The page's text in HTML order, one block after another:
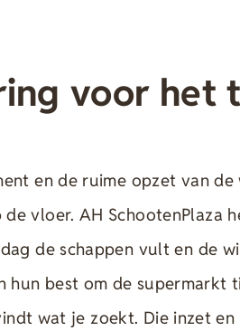
voor het
en de ruime opzet van
de vloer. AH SchootenPlaza
de schappen vult en de
hun best om de
wat je zoekt. Die inzet